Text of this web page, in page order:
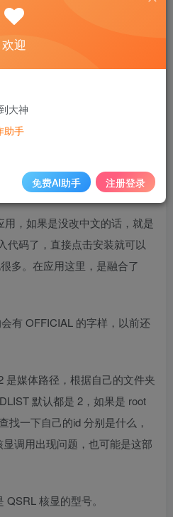
多平行领域探究摸索，让生活
原因就是 docker 的安装方法
等其他 NAS 都要舒服，哪怕
，都没这个来的方便，好久
，如果是没改中文的话，就是
代码了，直接点击安装就可以
多。在应用这里，是融合了
有 OFFICIAL 的字样，以前还
是媒体路径，根据自己的文件夹
默认都是 2，如果是 root
找一下自己的id 分别是什么，
调用出现问题，也可能是这部
核显的型号。
欢迎
大神
助手
免费AI助手 注册登录